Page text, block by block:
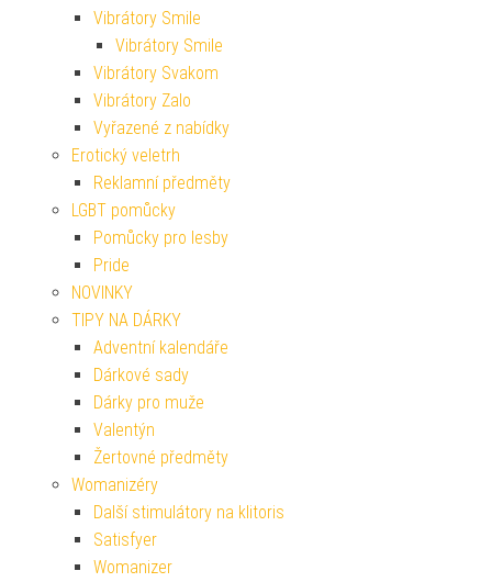
Vibrátory Smile
Vibrátory Smile
Vibrátory Svakom
Vibrátory Zalo
Vyřazené z nabídky
Erotický veletrh
Reklamní předměty
LGBT pomůcky
Pomůcky pro lesby
Pride
NOVINKY
TIPY NA DÁRKY
Adventní kalendáře
Dárkové sady
Dárky pro muže
Valentýn
Žertovné předměty
Womanizéry
Další stimulátory na klitoris
Satisfyer
Womanizer